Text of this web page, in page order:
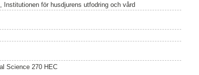
för husdjurens utfodring och vård
Science 270 HEC